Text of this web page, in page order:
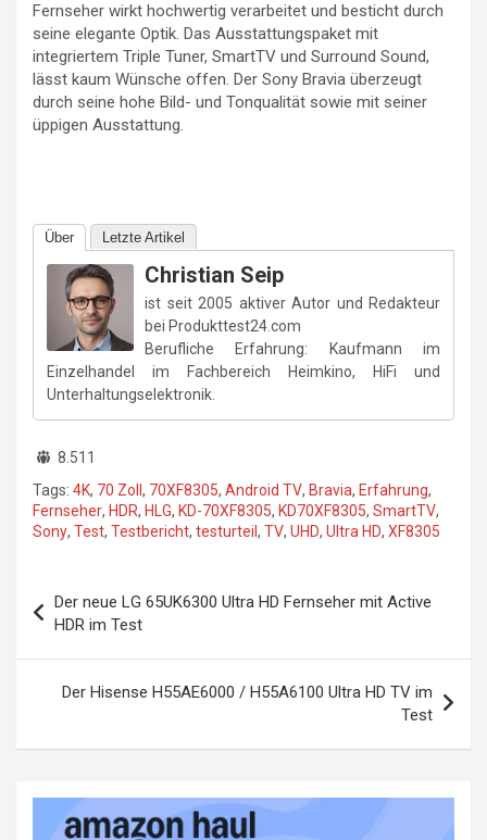
Fernseher wirkt hochwertig verarbeitet und besticht durch
seine elegante Optik. Das Ausstattungspaket mit
integriertem Triple Tuner, SmartTV und Surround Sound,
lässt kaum Wünsche offen. Der Sony Bravia überzeugt
durch seine hohe Bild- und Tonqualität sowie mit seiner
üppigen Ausstattung.
Über Letzte Artikel
Christian Seip
ist seit 2005 aktiver Autor und Redakteur
bei Produkttest24.com
Berufliche Erfahrung: Kaufmann im
Einzelhandel im Fachbereich Heimkino, HiFi und
Unterhaltungselektronik.
8.511
Tags: 4K, 70 Zoll , 70XF8305, Android TV, Bravia, Erfahrung,
Fernseher, HDR, HLG, KD-70XF8305, KD70XF8305, SmartTV,
Sony, Test, Testbericht, testurteil , TV, UHD, Ultra HD, XF8305
Der neue LG 65UK6300 Ultra HD Fernseher mit Active
HDR im Test
Der Hisense H55AE6000 / H55A6100 Ultra HD TV im
Test